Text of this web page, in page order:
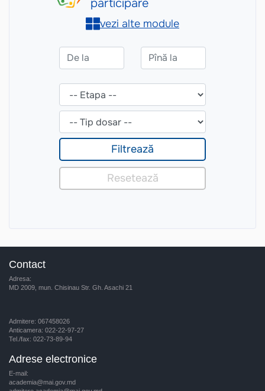
Contact
Adresa:
MD 2009, mun. Chisinau Str. Gh. Asachi 21
Admitere: 067458026
Anticamera: 022-22-97-27
Tel./fax: 022-73-89-94
Adrese electronice
E-mail:
academia@mai.gov.md